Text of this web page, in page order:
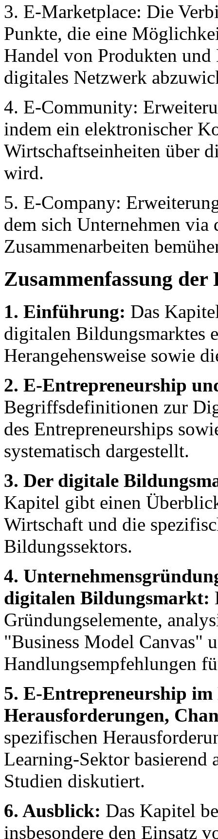
3. E-Marketplace: Die
Punkte, die eine
Handel von Produkten
digitales Netzwerk
4. E-Community:
indem ein elektronischer
Wirtschaftseinheiten über
wird.
5. E-Company:
dem sich Unternehmen
Zusammenarbeiten
Zusammenfassung der
1. Einführung: Das
digitalen Bildungsmarktes
Herangehensweise sowie
2. E-Entrepreneurship
Begriffsdefinitionen zur
des Entrepreneurships
systematisch dargestellt.
3. Der digitale
Kapitel gibt einen
Wirtschaft und die
Bildungssektors.
4.
digitalen Bildungsmarkt:
Gründungselemente,
"Business Model Canvas"
Handlungsempfehlungen
5. E-Entrepreneurship
Herausforderungen,
spezifischen
Learning-Sektor
Studien diskutiert.
6. Ausblick: Das Kapitel
insbesondere den Einsatz